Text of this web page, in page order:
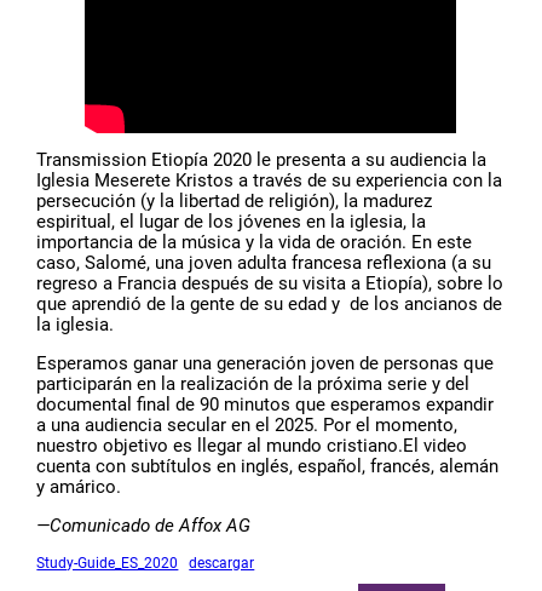
Transmission Etiopía 2020 le presenta a su audiencia la
Iglesia Meserete Kristos a través de su experiencia con la
persecución (y la libertad de religión), la madurez
espiritual, el lugar de los jóvenes en la iglesia, la
importancia de la música y la vida de oración. En este
caso, Salomé, una joven adulta francesa reflexiona (a su
regreso a Francia después de su visita a Etiopía), sobre lo
que aprendió de la gente de su edad y de los ancianos de
la iglesia.
Esperamos ganar una generación joven de personas que
participarán en la realización de la próxima serie y del
documental final de 90 minutos que esperamos expandir
a una audiencia secular en el 2025. Por el momento,
nuestro objetivo es llegar al mundo cristiano.El video
cuenta con subtítulos en inglés, español, francés, alemán
y amárico.
—Comunicado de Affox AG
Study-Guide_ES_2020 descargar